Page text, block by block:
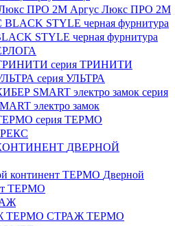
Аргус Люкс ПРО 2М
STYLE черная фурнитура
серия ТРИНИТИ
серия УЛЬТРА
серия
электро замок
серия ТЕРМО
ДВЕРНОЙ
Дверной
ТЕРМО
СТРАЖ ТЕРМО